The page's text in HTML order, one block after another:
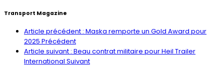
Transport Magazine
Article précédent : Maska remporte un Gold Award pour
2025 Précédent
Article suivant : Beau contrat militaire pour Heil Trailer
International Suivant